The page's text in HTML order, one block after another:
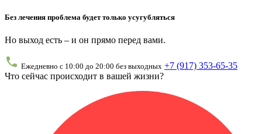
Без лечения проблема будет только усугубляться
Но выход есть – и он прямо перед вами.
Ежедневно с 10:00 до 20:00 без выходных +7 (917) 353-65-35
Что сейчас происходит в вашей жизни?